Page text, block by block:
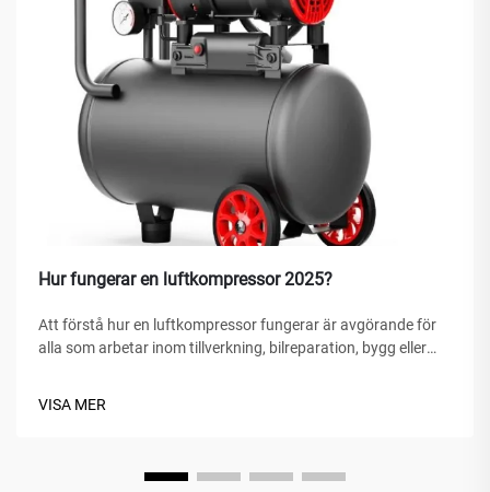
Hur fungerar en luftkompressor 2025?
Att förstå hur en luftkompressor fungerar är avgörande för
alla som arbetar inom tillverkning, bilreparation, bygg eller
VISA MER